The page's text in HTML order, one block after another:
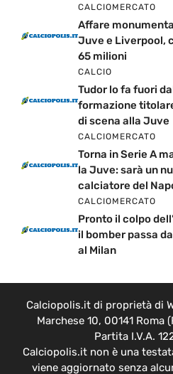
CALCIOMERCATO
Affare
Juve e Liverpool,
65 milioni
CALCIO
Tudor lo fa fuori
formazione
di scena alla Juve
CALCIOMERCATO
Torna in Serie A
la Juve: sarà un
calciatore del
CALCIOMERCATO
Pronto il colpo
il bomber passa
al Milan
Calciopolis.it di proprietà di
Marchese 10, 00141 Roma
Partita I.V.A.
Calciopolis.it non è una
viene aggiornato senza